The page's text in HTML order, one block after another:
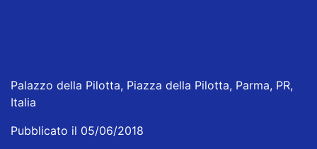
Palazzo della Pilotta, Piazza della Pilotta, Parma, PR,
Italia
Pubblicato il 05/06/2018